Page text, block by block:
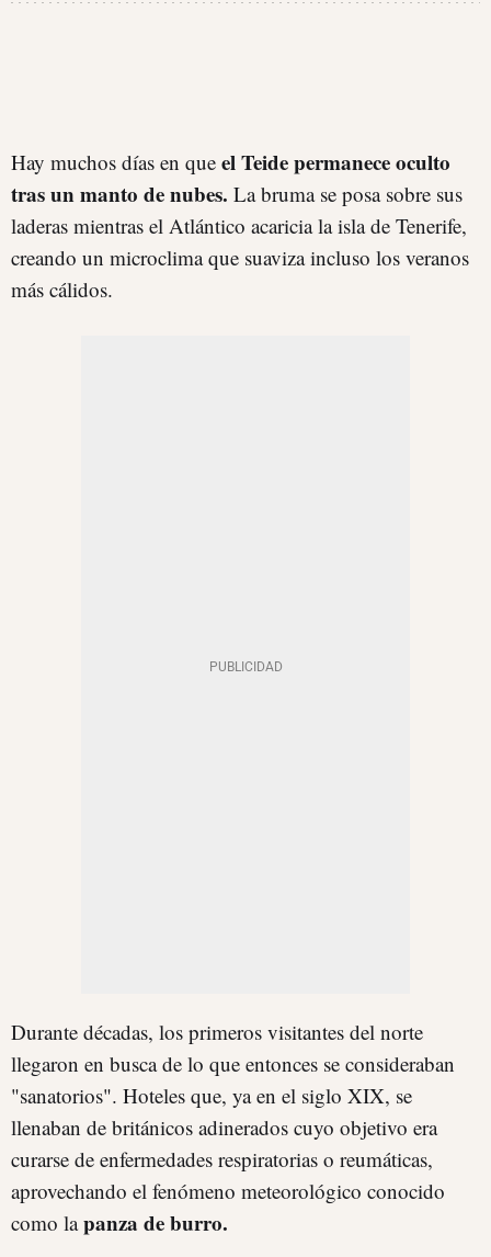
Hay muchos días en que el Teide permanece oculto
tras un manto de nubes. La bruma se posa sobre sus
laderas mientras el Atlántico acaricia la isla de Tenerife,
creando un microclima que suaviza incluso los veranos
más cálidos.
Durante décadas, los primeros visitantes del norte
llegaron en busca de lo que entonces se consideraban
"sanatorios". Hoteles que, ya en el siglo XIX, se
llenaban de británicos adinerados cuyo objetivo era
curarse de enfermedades respiratorias o reumáticas,
aprovechando el fenómeno meteorológico conocido
como lapanza de burro.